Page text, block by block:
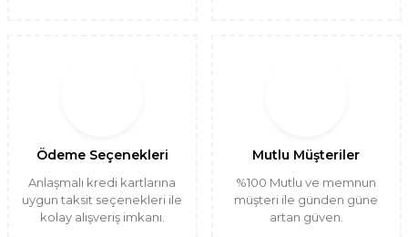
Ödeme Seçenekleri
Anlaşmalı kredi kartlarına
uygun taksit seçenekleri ile
kolay alışveriş imkanı.
Mutlu Müşteriler
%100 Mutlu ve memnun
müşteri ile günden güne
artan güven.